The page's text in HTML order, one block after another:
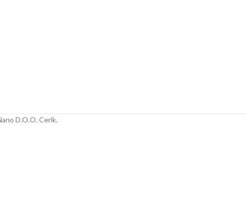
D.O.O. Cerik.